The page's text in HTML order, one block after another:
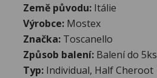
Země původu: Itálie
Výrobce: Mostex
Značka: Toscanello
Způsob balení: Balení do 5ks
Typ: Individual, Half Cheroot